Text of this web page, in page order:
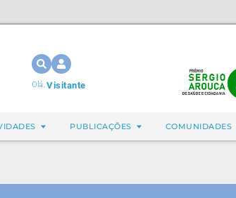
Olá,Visitante
PUBLICAÇÕES COMUNIDADES